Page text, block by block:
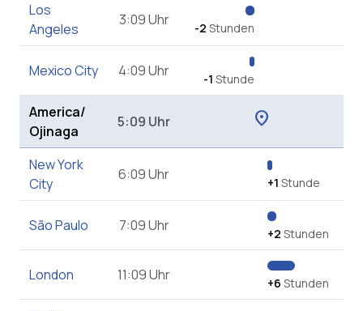
Los
Angeles
3:09 Uhr -2 Stunden
Mexico City 4:09 Uhr -1 Stunde
America/
Ojinaga
5:09 Uhr location_on
New York
City
6:09 Uhr +1 Stunde
São Paulo 7:09 Uhr +2 Stunden
London 11:09 Uhr +6 Stunden